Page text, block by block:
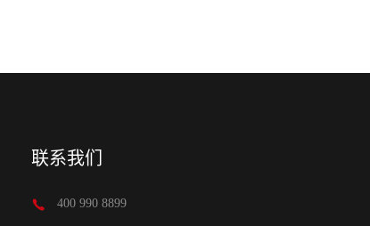
联系我们
400 990 8899